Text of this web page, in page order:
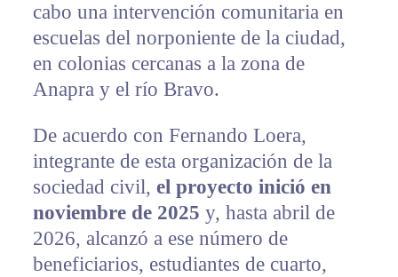
cabo una intervención comunitaria en
escuelas del norponiente de la ciudad,
en colonias cercanas a la zona de
Anapra y el río Bravo.
De acuerdo con Fernando Loera,
integrante de esta organización de la
sociedad civil, el proyecto inició en
noviembre de 2025 y, hasta abril de
2026, alcanzó a ese número de
beneficiarios, estudiantes de cuarto,